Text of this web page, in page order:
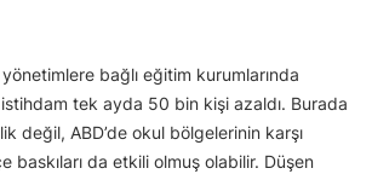
bağlı eğitim kurumlarında
tek ayda 50 bin kişi azaldı. Burada
değil, ABD’de okul bölgelerinin karşı
baskıları da etkili olmuş olabilir. Düşen